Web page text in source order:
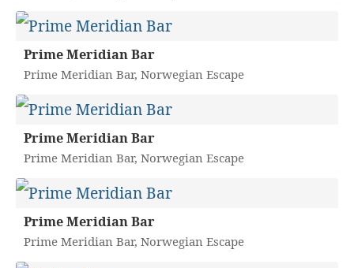
Prime Meridian Bar
Prime Meridian Bar, Norwegian Escape
Prime Meridian Bar
Prime Meridian Bar, Norwegian Escape
Prime Meridian Bar
Prime Meridian Bar, Norwegian Escape